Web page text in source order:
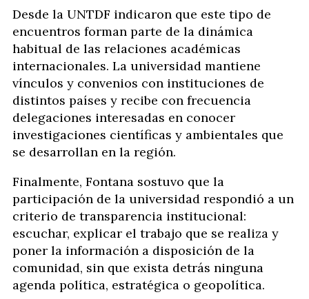
Desde la UNTDF indicaron que este tipo de
encuentros forman parte de la dinámica
habitual de las relaciones académicas
internacionales. La universidad mantiene
vínculos y convenios con instituciones de
distintos países y recibe con frecuencia
delegaciones interesadas en conocer
investigaciones científicas y ambientales que
se desarrollan en la región.
Finalmente, Fontana sostuvo que la
participación de la universidad respondió a un
criterio de transparencia institucional:
escuchar, explicar el trabajo que se realiza y
poner la información a disposición de la
comunidad, sin que exista detrás ninguna
agenda política, estratégica o geopolítica.